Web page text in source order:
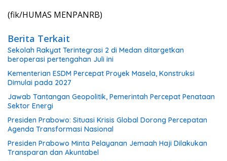
(fik/HUMAS MENPANRB)
Berita Terkait
Sekolah Rakyat Terintegrasi 2 di Medan ditargetkan
beroperasi pertengahan Juli ini
Kementerian ESDM Percepat Proyek Masela, Konstruksi
Dimulai pada 2027
Jawab Tantangan Geopolitik, Pemerintah Percepat Penataan
Sektor Energi
Presiden Prabowo: Situasi Krisis Global Dorong Percepatan
Agenda Transformasi Nasional
Presiden Prabowo Minta Pelayanan Jemaah Haji Dilakukan
Transparan dan Akuntabel